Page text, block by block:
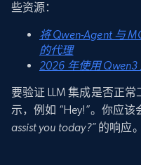
些资源：
将 Qwen-Agent 与
的代理
2026 年使用
要验证 LLM 集成是否正
示，例如 “Hey!”。你应该
assist you today?”的响应。